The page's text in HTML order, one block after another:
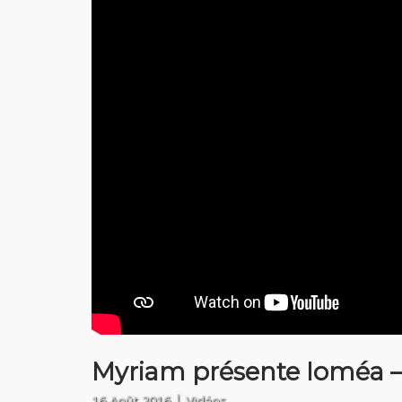
Myriam présente Ioméa –